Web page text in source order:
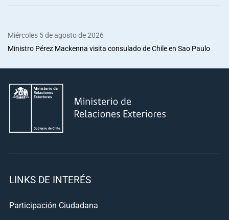
Miércoles 5 de agosto de 2026
Ministro Pérez Mackenna visita consulado de Chile en Sao Paulo
LINKS DE INTERÉS
Participación Ciudadana